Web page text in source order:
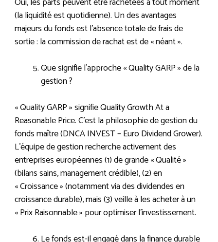
(la liquidité est quotidienne). Un des avantages
majeurs du fonds est l’absence totale de frais de
sortie : la commission de rachat est de « néant ».
Que signifie l’approche « Quality GARP » de la
gestion ?
« Quality GARP » signifie Quality Growth At a
Reasonable Price. C’est la philosophie de gestion du
fonds maître (DNCA INVEST – Euro Dividend Grower).
L’équipe de gestion recherche activement des
entreprises européennes (1) de grande « Qualité »
(bilans sains, management crédible), (2) en
« Croissance » (notamment via des dividendes en
croissance durable), mais (3) veille à les acheter à un
« Prix Raisonnable » pour optimiser l’investissement.